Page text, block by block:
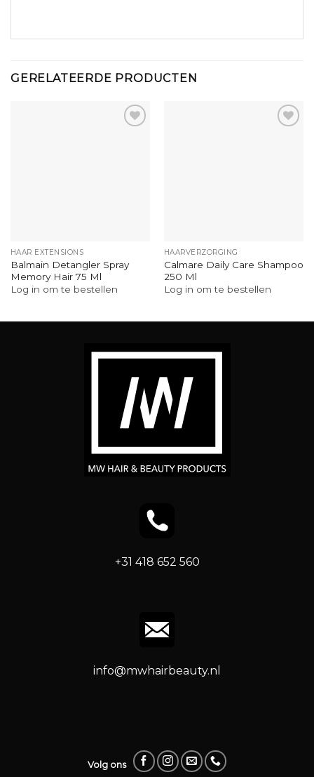
GERELATEERDE PRODUCTEN
HAAR EXTENSIONS
Balmain Detangler Spray
Memory Hair 75 Ml
Log in om te bestellen
HAARVERZORGING
Calmare Daily Care Shampoo
250 Ml
Log in om te bestellen
+31 418 652 560
info@mwhairbeauty.nl
Volg ons